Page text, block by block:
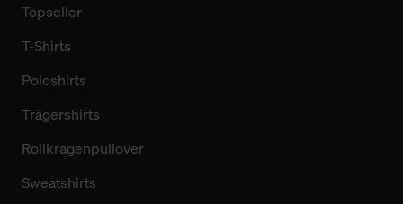
Topseller
T-Shirts
Poloshirts
Trägershirts
Rollkragenpullover
Sweatshirts